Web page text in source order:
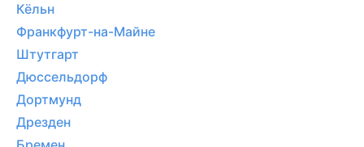
Кёльн
Франкфурт-на-Майне
Штутгарт
Дюссельдорф
Дортмунд
Дрезден